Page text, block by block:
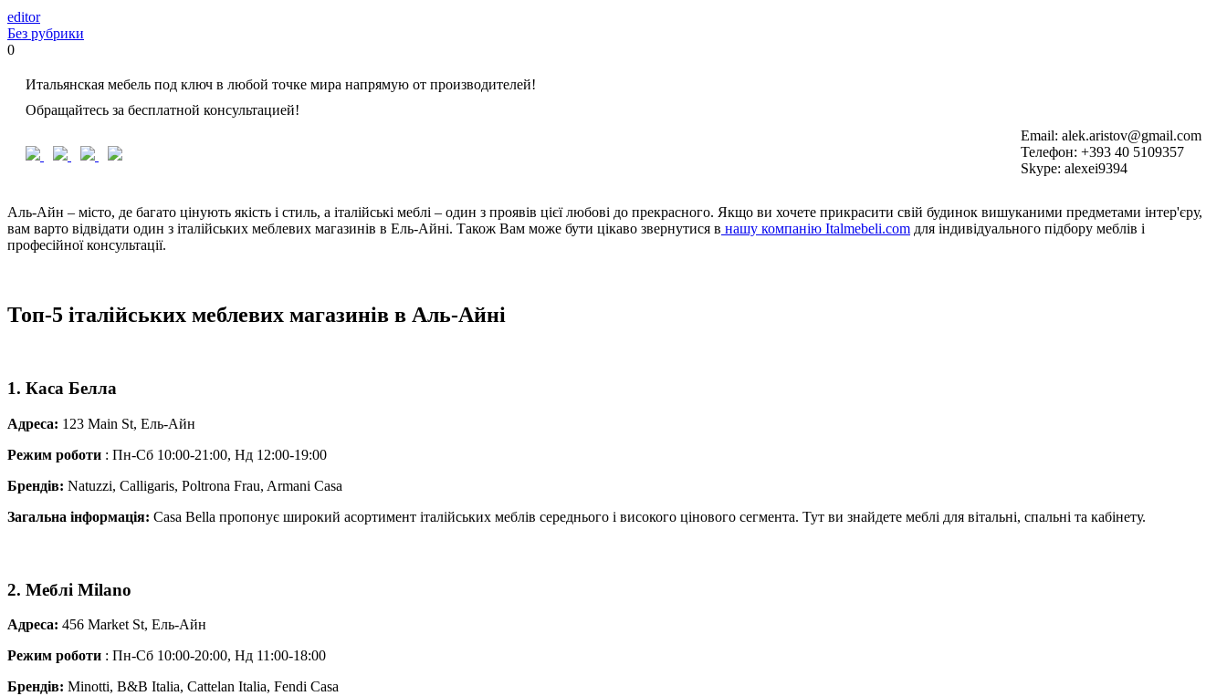
editor
Без рубрики
0
Итальянская мебель под ключ в любой точке мира напрямую от производителей!
Обращайтесь за бесплатной консультацией!
Email: alek.aristov@gmail.com
Телефон: +393 40 5109357
Skype: alexei9394
Аль-Айн – місто, де багато цінують якість і стиль, а італійські меблі – один з проявів цієї любові до прекрасного. Якщо ви хочете прикрасити свій будинок вишуканими предметами інтер'єру,
вам варто відвідати один з італійських меблевих магазинів в Ель-Айні. Також Вам може бути цікаво звернутися в нашу компанію Italmebeli.com для індивідуального підбору меблів і
професійної консультації.
Топ-5 італійських меблевих магазинів в Аль-Айні
1. Каса Белла
Адреса: 123 Main St, Ель-Айн
Режим роботи : Пн-Сб 10:00-21:00, Нд 12:00-19:00
Брендів: Natuzzi, Calligaris, Poltrona Frau, Armani Casa
Загальна інформація: Casa Bella пропонує широкий асортимент італійських меблів середнього і високого цінового сегмента. Тут ви знайдете меблі для вітальні, спальні та кабінету.
2. Меблі Milano
Адреса: 456 Market St, Ель-Айн
Режим роботи : Пн-Сб 10:00-20:00, Нд 11:00-18:00
Брендів: Minotti, B&B Italia, Cattelan Italia, Fendi Casa